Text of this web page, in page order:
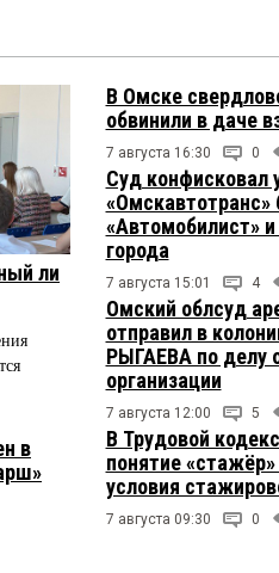
ли
в
В Омске
обвинили в даче
7 августа 16:30 0
Суд конфисковал
«Омскавтотранс»
«Автомобилист»
города
7 августа 15:01 4
Омский облсуд
отправил в
РЫГАЕВА по делу
организации
7 августа 12:00 5
В Трудовой
понятие
условия
7 августа 09:30 0